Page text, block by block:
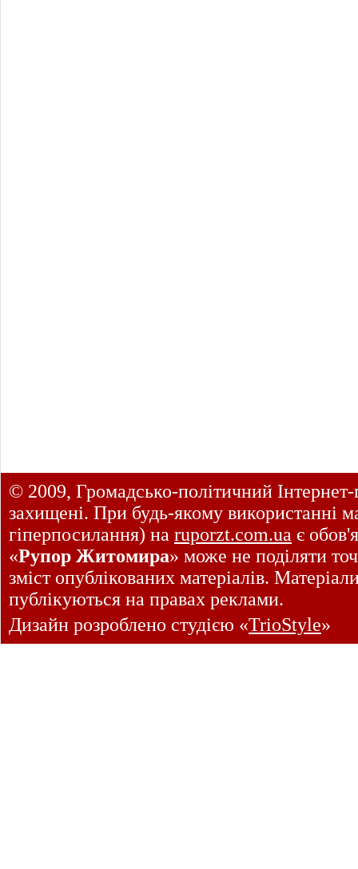
© 2009, Громадсько-політичний
захищені. При будь-якому використанні
гіперпосилання) на ruporzt.com.ua є
«Рупор Житомира» може не поділяти
зміст опублікованих матеріалів.
публікуються на правах реклами.
Дизайн розроблено студією «TrioStyle»